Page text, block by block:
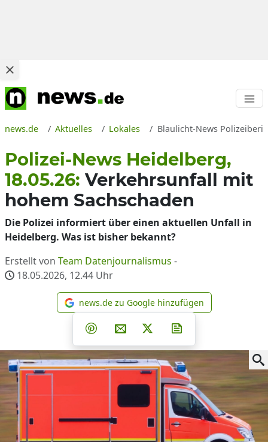
news.de Aktuelles Lokales Blaulicht-News
Polizei-News Heidelberg,
18.05.26: Verkehrsunfall mit
hohem Sachschaden
Die Polizei informiert über einen aktuellen Unfall in
Heidelberg. Was ist bisher bekannt?
Erstellt von Team Datenjournalismus -
18.05.2026, 12.44 Uhr
news.de zu Google
news.de zu Google hinzufügen
Teilen auf Facebook
Teilen auf Whatsapp
Teilen auf Telegram
Teilen auf Pinterest
Per E-Mail teilen
Post auf X